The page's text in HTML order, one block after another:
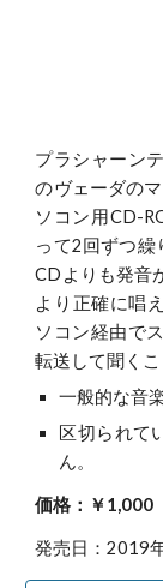
プラシャーン
のヴェーダの
ソコン用CD-
って2回ずつ繰
CDよりも発音
より正確に唱
ソコン経由で
転送して聞くこ
一般的な音
区切られて
ん。
価格：￥1,000
発売日：2019